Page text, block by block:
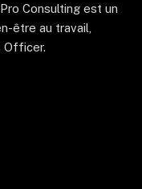
Consulting est un
être au travail,
Officer.